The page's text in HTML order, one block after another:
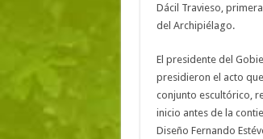
Dácil Travieso,
del Archipiélago.
El presidente del
presidieron el acto
conjunto escultórico,
inicio antes de la
Diseño Fernando